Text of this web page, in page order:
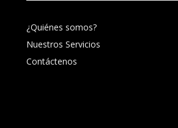
¿Quiénes somos?
Nuestros Servicios
Contáctenos